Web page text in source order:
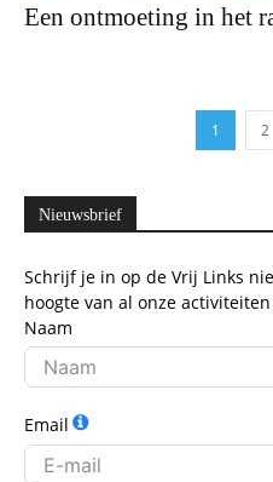
Een ontmoeting in het
1 2
Nieuwsbrief
Schrijf je in op de Vrij Links
hoogte van al onze
Naam
Email